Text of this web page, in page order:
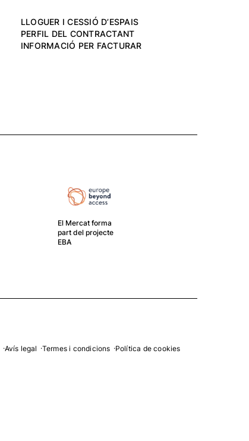
LLOGUER I CESSIÓ D’ESPAIS
PERFIL DEL CONTRACTANT
INFORMACIÓ PER FACTURAR
El Mercat forma
part del projecte
EBA
Avís legal Termes i condicions Política de cookies